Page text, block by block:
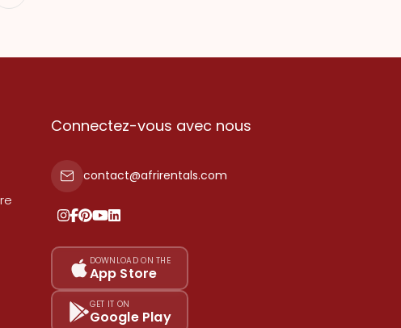
Connectez-vous avec nous
contact@afrirentals.com
DOWNLOAD ON THE
App Store
GET IT ON
Google Play